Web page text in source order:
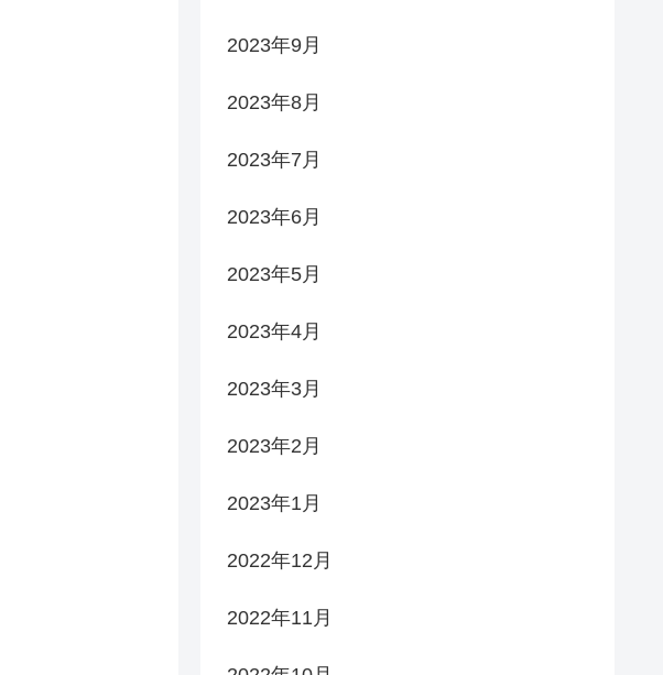
2023年9月
2023年8月
2023年7月
2023年6月
2023年5月
2023年4月
2023年3月
2023年2月
2023年1月
2022年12月
2022年11月